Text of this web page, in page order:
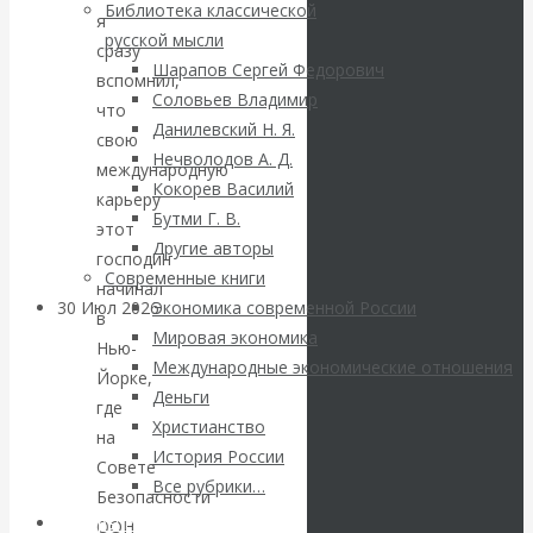
Библиотека классической
русской мысли
Шарапов Сергей Федорович
Соловьев Владимир
Данилевский Н. Я.
Нечволодов А. Д.
Кокорев Василий
Бутми Г. В.
Другие авторы
Современные книги
Экономика современной России
Мировая экономика
Международные экономические отношения
Деньги
Христианство
История России
Все рубрики…
Авторы РЭОШ
ВАлентин
Катасонов.
Саммит НАТО в
Турции: Drang
nach Osten
30 Июл 2026Банки
Валентин
Катасонов. Кто
определяет
я
сразу
вспомнил,
что
свою
международную
карьеру
этот
господин
начинал
в
Нью-
Йорке,
где
на
Совете
Безопасности
ООН